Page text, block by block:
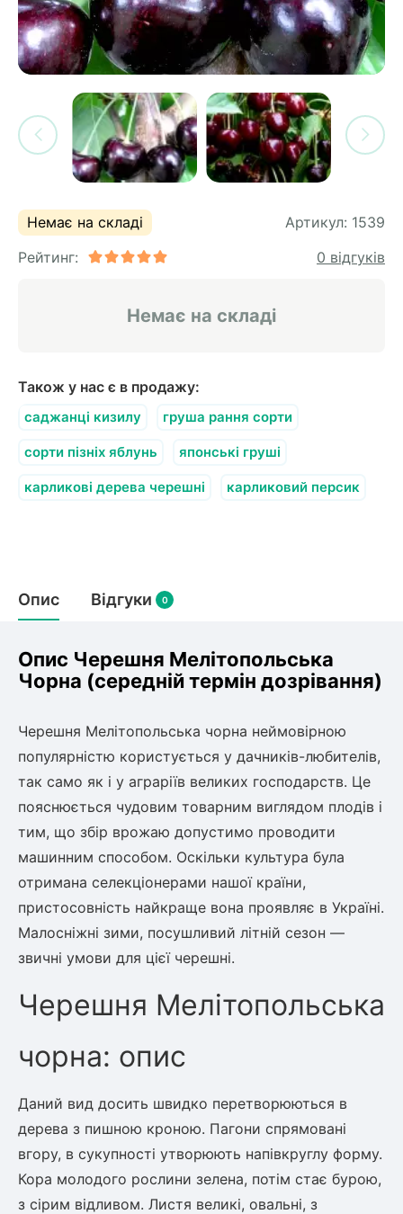
троянди)
лохини
(агротканини)
Немає на складі Артикул: 1539
Рейтинг:
0 відгуків
Немає на складі
Також у нас є в продажу:
саджанці кизилу груша рання сорти
сорти пізніх яблунь японські груші
карликові дерева черешні карликовий персик
Опис Відгуки 0
Опис Черешня Мелітопольська
Чорна (середній термін дозрівання)
Черешня Мелітопольська чорна неймовірною
популярністю користується у дачників-любителів,
так само як і у аграріїв великих господарств. Це
пояснюється чудовим товарним виглядом плодів і
тим, що збір врожаю допустимо проводити
машинним способом. Оскільки культура була
отримана селекціонерами нашої країни,
пристосовність найкраще вона проявляє в Україні.
Малосніжні зими, посушливий літній сезон —
звичні умови для цієї черешні.
Черешня Мелітопольська
чорна: опис
Даний вид досить швидко перетворюються в
дерева з пишною кроною. Пагони спрямовані
вгору, в сукупності утворюють напівкруглу форму.
Кора молодого рослини зелена, потім стає бурою,
з сірим відливом. Листя великі, овальні, з